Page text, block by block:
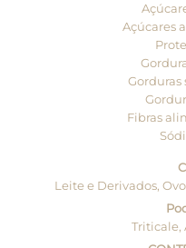
Açúcares
Gorduras
Fibras
Leite e Derivados,
Triticale,